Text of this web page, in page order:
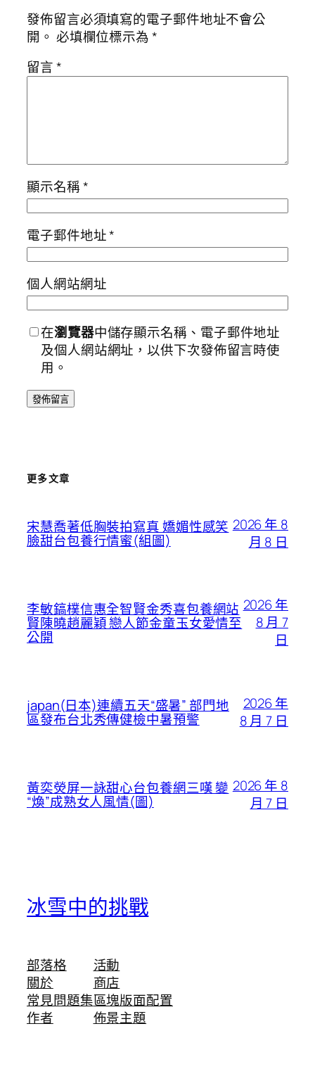
發佈留言必須填寫的電子郵件地址不會公
開。 必填欄位標示為*
留言*
顯示名稱*
電子郵件地址*
個人網站網址
在瀏覽器中儲存顯示名稱、電子郵件地址
及個人網站網址，以供下次發佈留言時使
用。
更多文章
宋慧喬著低胸裝拍寫真 嬌媚性感笑
臉甜台包養行情蜜(組圖)
2026 年 8
月 8 日
李敏鎬樸信惠全智賢金秀喜包養網站
賢陳曉趙麗穎 戀人節金童玉女愛情至
公開
2026 年
8 月 7
日
japan(日本)連續五天“盛暑” 部門地
區發布台北秀傳健檢中暑預警
2026 年
8 月 7 日
黃奕熒屏一詠甜心台包養網三嘆 變
“煥”成熟女人風情(圖)
2026 年 8
月 7 日
冰雪中的挑戰
部落格
關於
常見問題集
作者
活動
商店
區塊版面配置
佈景主題